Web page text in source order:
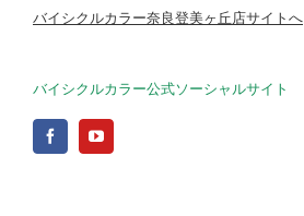
バイシクルカラー奈良登美ヶ丘店サイトへ
バイシクルカラー公式ソーシャルサイト